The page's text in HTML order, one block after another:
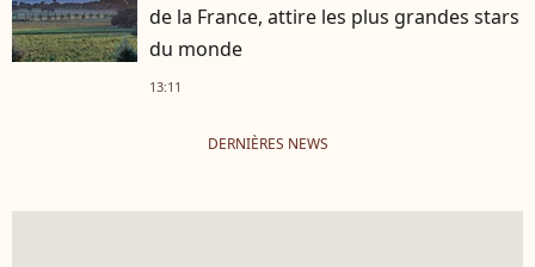
de la France, attire les plus grandes stars
du monde
13:11
DERNIÈRES NEWS